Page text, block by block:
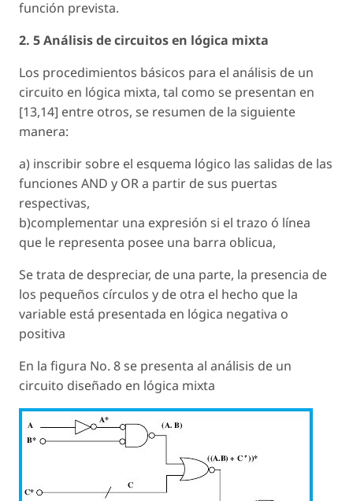
función prevista.
2. 5 Análisis de circuitos en lógica mixta
Los procedimientos básicos para el análisis de un
circuito en lógica mixta, tal como se presentan en
[13,14] entre otros, se resumen de la siguiente
manera:
a) inscribir sobre el esquema lógico las salidas de las
funciones AND y OR a partir de sus puertas
respectivas,
b)complementar una expresión si el trazo ó línea
que le representa posee una barra oblicua,
Se trata de despreciar, de una parte, la presencia de
los pequeños círculos y de otra el hecho que la
variable está presentada en lógica negativa o
positiva
En la figura No. 8 se presenta al análisis de un
circuito diseñado en lógica mixta